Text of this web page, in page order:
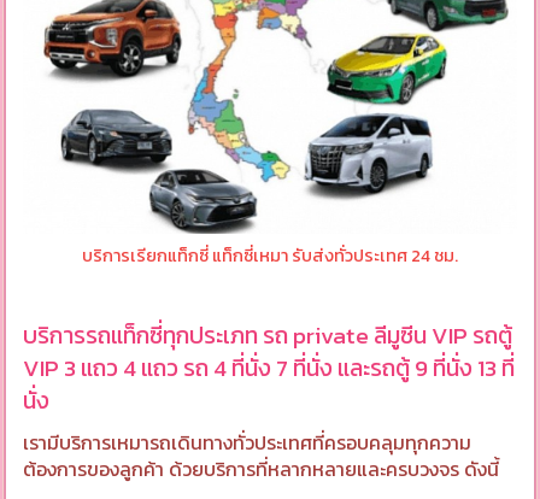
บริการเรียกแท็กซี่ แท็กซี่เหมา รับส่งทั่วประเทศ 24 ชม.
บริการรถแท็กซี่ทุกประเภท รถ private ลีมูซีน VIP รถตู้
VIP 3 แถว 4 แถว รถ 4 ที่นั่ง 7 ที่นั่ง และรถตู้ 9 ที่นั่ง 13 ที่
นั่ง
เรามีบริการเหมารถเดินทางทั่วประเทศที่ครอบคลุมทุกความ
ต้องการของลูกค้า ด้วยบริการที่หลากหลายและครบวงจร ดังนี้